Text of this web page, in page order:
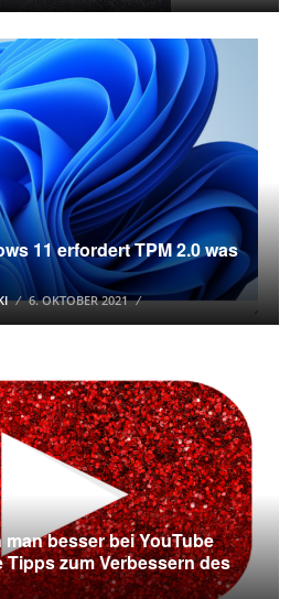
11 erfordert TPM 2.0 was
6. OKTOBER 2021
besser bei YouTube
zum Verbessern des